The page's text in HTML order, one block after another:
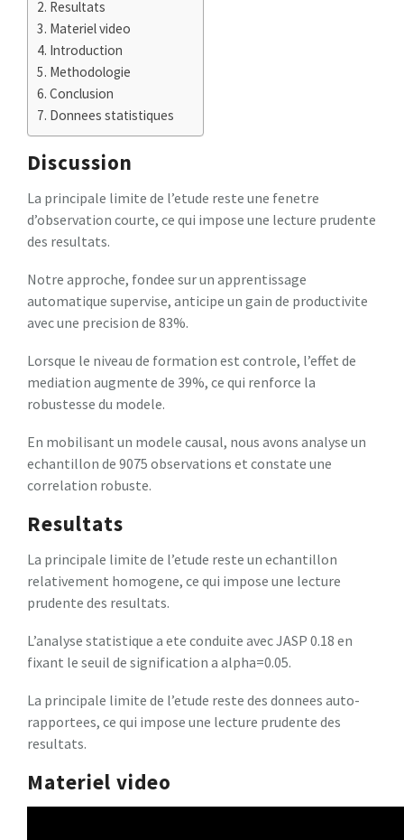
Resultats
Materiel video
Introduction
Methodologie
Conclusion
Donnees statistiques
Discussion
La principale limite de l’etude reste une fenetre
d’observation courte, ce qui impose une lecture prudente
des resultats.
Notre approche, fondee sur un apprentissage
automatique supervise, anticipe un gain de productivite
avec une precision de 83%.
Lorsque le niveau de formation est controle, l’effet de
mediation augmente de 39%, ce qui renforce la
robustesse du modele.
En mobilisant un modele causal, nous avons analyse un
echantillon de 9075 observations et constate une
correlation robuste.
Resultats
La principale limite de l’etude reste un echantillon
relativement homogene, ce qui impose une lecture
prudente des resultats.
L’analyse statistique a ete conduite avec JASP 0.18 en
fixant le seuil de signification a alpha=0.05.
La principale limite de l’etude reste des donnees auto-
rapportees, ce qui impose une lecture prudente des
resultats.
Materiel video